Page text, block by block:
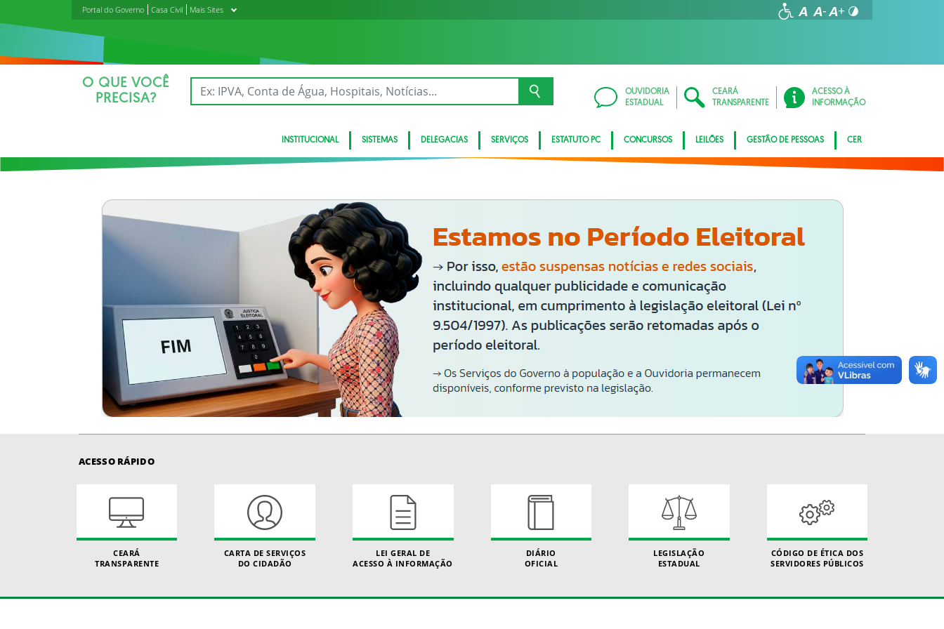
Portal do Governo Casa Civil Mais Sites
O QUE VOCÊ
PRECISA?
OUVIDORIA
ESTADUAL
CEARÁ
TRANSPARENTE
ACESSO À
INFORMAÇÃO
INSTITUCIONAL SISTEMAS DELEGACIAS SERVIÇOS ESTATUTO PC CONCURSOS LEILÕES GESTÃO DE PESSOAS CER
ACESSO RÁPIDO
CEARÁ
TRANSPARENTE
CARTA DE SERVIÇOS
DO CIDADÃO
LEI GERAL DE
ACESSO À INFORMAÇÃO
DIÁRIO
OFICIAL
LEGISLAÇÃO
ESTADUAL
CÓDIGO DE ÉTICA DOS
SERVIDORES PÚBLICOS